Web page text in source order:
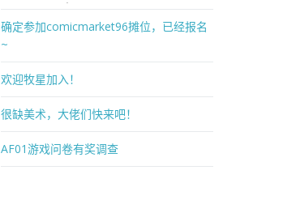
确定参加comicmarket96摊位，已经报名
~
欢迎牧星加入！
很缺美术，大佬们快来吧！
AF01游戏问卷有奖调查